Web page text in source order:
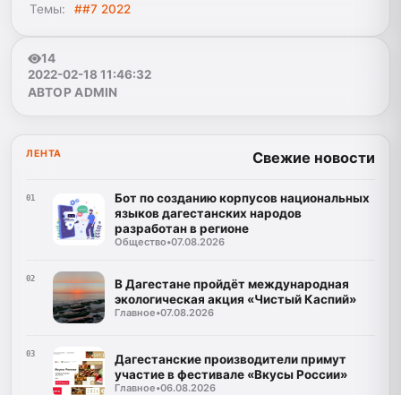
Темы: ##7 2022
14
2022-02-18 11:46:32
АВТОР ADMIN
ЛЕНТА Свежие новости
01
Бот по созданию корпусов национальных
языков дагестанских народов
разработан в регионе
Общество•07.08.2026
02
В Дагестане пройдёт международная
экологическая акция «Чистый Каспий»
Главное•07.08.2026
03
Дагестанские производители примут
участие в фестивале «Вкусы России»
Главное•06.08.2026